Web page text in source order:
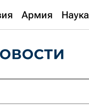
Армия Наука